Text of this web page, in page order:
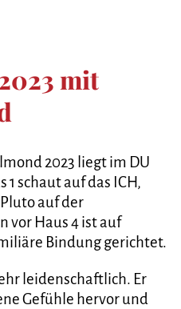
mit
2023 liegt im DU
schaut auf das ICH,
auf der
vor Haus 4 ist auf
Bindung gerichtet.
leidenschaftlich. Er
Gefühle hervor und